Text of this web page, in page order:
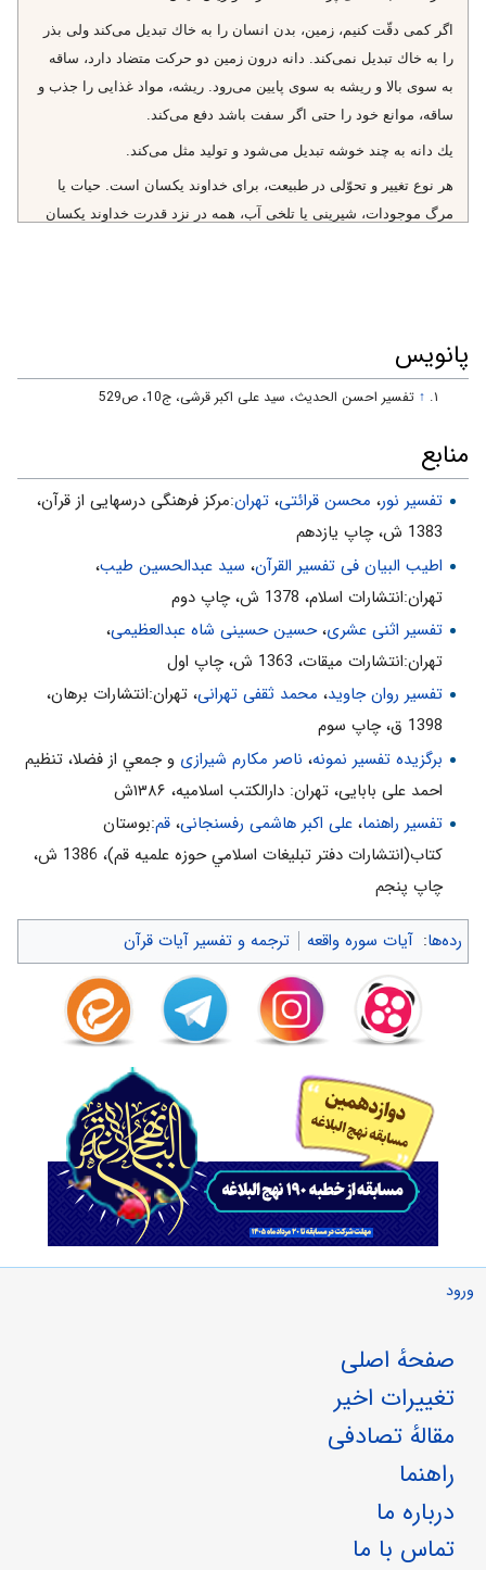
اگر كمى دقّت كنيم، زمين، بدن انسان را به خاك تبديل مى‌كند ولى بذر
را به خاك تبديل نمى‌كند. دانه درون زمين دو حركت متضاد دارد، ساقه
به سوى بالا و ريشه به سوى پايين مى‌رود. ريشه، مواد غذايى را جذب و
ساقه، موانع خود را حتى اگر سفت باشد دفع مى‌كند.
يك دانه به چند خوشه تبديل مى‌شود و توليد مثل مى‌كند.
هر نوع تغيير و تحوّلى در طبيعت، براى خداوند يكسان است. حيات يا
مرگ موجودات، شيرينى يا تلخى آب، همه در نزد قدرت خداوند يكسان
اهميّت آن چيز مشخص مى‌شود، مثلًا: اگر هر يك از شب يا روز طولانى
شود، اگر آب‌ها به زمين فرو رود، اگر كشت‌ها همه خار شود، اگر آب‌ها
آرى اگر انسان به اين نكته توجّه داشته باشد كه هر چه دارد، هر لحظه
در معرض تغيير و نابودى است و به پيامدهاى از دست دادن آنها
بيانديشد، ارزش نعمت‌هاى موجود را بهتر درك خواهد كرد و به لطف و
قدرت الهى بيشتر پى‌مى‌برد.
پیام ها
1- همان قدرتى كه از يك دانه بذر، خوشه‌ها پديد مى‌آورد، مى‌تواند از تك
سلّول انسان مرده‌اى دوباره او را زنده كند. «أَ فَرَأَيْتُمْ ما تَحْرُثُونَ»
2- فعل و انفعالات طبيعى با اراده خداوند است. «لَوْ نَشاءُ لَجَعَلْناهُ
حُطاماً»
3- برخى انسان‌ها، تا محصولشان خار و خاشاك نشود و سرشان به سنگ
نخورد، وجدانشان بيدار نمى‌شود. حُطاماً ... بَلْ نَحْنُ مَحْرُومُونَ‌
تفسير نور(10جلدى)، ج‌9، ص: 437
پانویس
↑ تفسير احسن الحديث، سید علی اکبر قرشی، ج10، ص529
منابع
تفسیر نور، محسن قرائتی، تهران:مركز فرهنگى درسهايى از قرآن،
1383 ش، چاپ يازدهم
اطیب البیان فی تفسیر القرآن‌، سید عبدالحسین طیب،
تهران:انتشارات اسلام‌، 1378 ش‌، چاپ دوم‌
تفسیر اثنی عشری،حسین حسینی شاه عبدالعظیمی،
تهران:انتشارات ميقات، 1363 ش، چاپ اول
تفسیر روان جاوید، محمد ثقفی تهرانی، تهران:انتشارات برهان،
1398 ق، چاپ سوم
برگزیده تفسیر نمونه، ناصر مکارم شیرازی و جمعي از فضلا، تنظیم
احمد علی بابایی، تهران: دارالکتب اسلامیه، ۱۳۸۶ش
تفسیر راهنما، علی اکبر هاشمی رفسنجانی، قم:بوستان
كتاب(انتشارات دفتر تبليغات اسلامي حوزه علميه قم)، 1386 ش‌،
چاپ پنجم‌
رده‌ها: آیات سوره واقعه ترجمه و تفسیر آیات قرآن
ورود
صفحهٔ اصلی
تغییرات اخیر
مقالهٔ تصادفی
راهنما
درباره ما
تماس با ما